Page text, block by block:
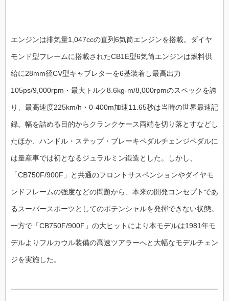
エンジンは排気量1,047ccの直列6気筒エンジンを搭載。ダイヤ
モンド型フレームに搭載されたCB1E型6気筒エンジンは燃料供
給に28mm径CV型キャブレターを6基装着し最高出力
105ps/9,000rpm・最大トルク8.6kg-m/8,000rpmのスペックを誇
り、最高速度225km/h・0-400m加速11.65秒は当時の世界最速記
録。幅を詰める目的からクランクケース両端を切り落とすなどし
たほか、ハンドル・ステップ・ブレーキペダルチェンジペダルに
は量産車では初となるジュラルミン鍛造とした。しかし、
「CB750F/900F」と共通のフロントサスペンションやダイヤモ
ンドフレームの強度などの問題から、本来の開発コンセプトであ
るスーパースポーツとしてのポテンシャルを発揮できない状態。
一方で「CB750F/900F」の大ヒットにより本モデルは1981年モ
デルよりフルカウル装備の高速ツアラーへと大幅なモデルチェン
ジを実施した。